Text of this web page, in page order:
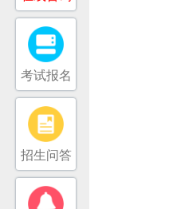
考试报名
招生问答